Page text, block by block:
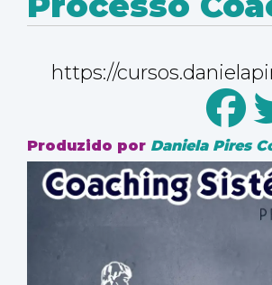
Produzido por Daniela Pires